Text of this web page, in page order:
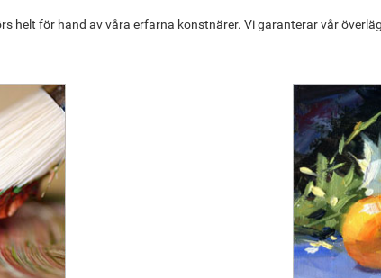
helt för hand av våra erfarna konstnärer. Vi garanterar vår